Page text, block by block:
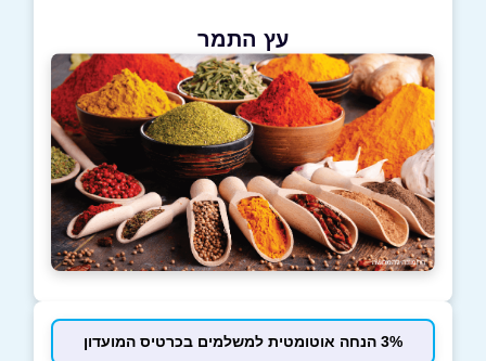
עץ התמר
3% הנחה אוטומטית למשלמים בכרטיס המועדון